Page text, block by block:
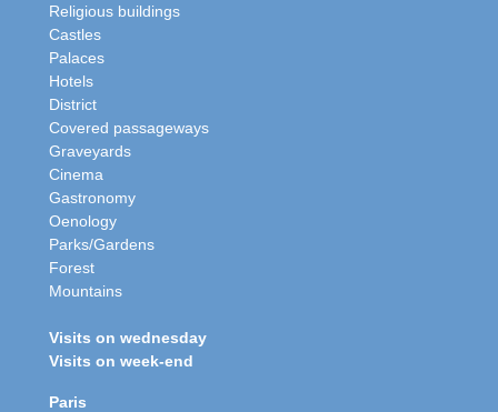
Religious buildings
Castles
Palaces
Hotels
District
Covered passageways
Graveyards
Cinema
Gastronomy
Oenology
Parks/Gardens
Forest
Mountains
Visits on wednesday
Visits on week-end
Paris